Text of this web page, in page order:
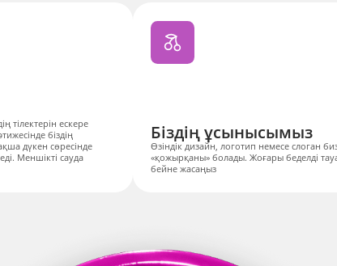
тілектерін ескере
біздің
дүкен сөресінде
Меншікті сауда
Біздің ұсынысымыз
Өзіндік дизайн, логотип немесе слоган
«қожырқаны» болады. Жоғары беделді
бейне жасаңыз